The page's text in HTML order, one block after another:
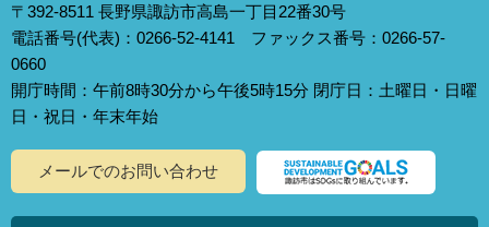
〒392-8511 長野県諏訪市高島一丁目22番30号
電話番号(代表)：0266-52-4141 ファックス番号：0266-57-
0660
開庁時間：午前8時30分から午後5時15分 閉庁日：土曜日・日曜
日・祝日・年末年始
メールでのお問い合わせ